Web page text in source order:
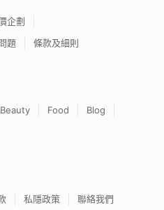
企劃
題 條款及細則
Beauty Food
Blog
私隱政策 聯絡我們